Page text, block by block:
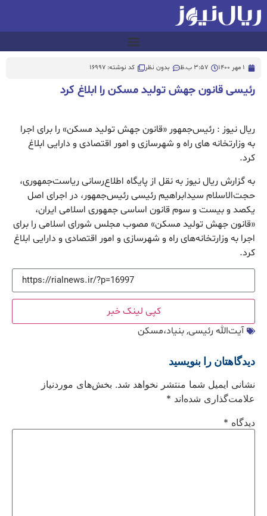
1 مهر 1400 3:57 ب.ظ بدون نظر کد نوشته: 16997
رئیسی قانون جهش تولید مسکن را ابلاغ کرد
ریال نیوز : رئیس‌جمهور «قانون جهش تولید مسکن» را برای اجرا
به وزارتخانه های راه و شهرسازی و امور اقتصادی و دارایی ابلاغ
کرد.
به گزارش ریال نیوز به نقل از پایگاه اطلاع‌رسانی ریاست‌جمهوری،
حجت‌الاسلام سیدابراهیم رئیسی رئیس‌جمهور، در اجرای اصل
یکصد و بیست و سوم قانون اساسی جمهوری اسلامی ایران،
«قانون جهش تولید مسکن» مصوب مجلس شورای اسلامی را برای
اجرا به وزارتخانه‌های راه و شهرسازی و امور اقتصادی و دارایی ابلاغ
کرد.
کپی لینک خبر
آیت‌الله رئیسی,بنیاد،مسکن
دیدگاهتان را بنویسید
نشانی ایمیل شما منتشر نخواهد شد. بخش‌های موردنیاز
علامت‌گذاری شده‌اند *
دیدگاه *